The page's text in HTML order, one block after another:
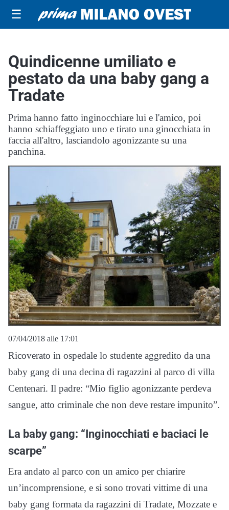
☰
Quindicenne umiliato e
pestato da una baby gang a
Tradate
Prima hanno fatto inginocchiare lui e l'amico, poi
hanno schiaffeggiato uno e tirato una ginocchiata in
faccia all'altro, lasciandolo agonizzante su una
panchina.
07/04/2018 alle 17:01
Ricoverato in ospedale lo studente aggredito da una
baby gang di una decina di ragazzini al parco di villa
Centenari. Il padre: “Mio figlio agonizzante perdeva
sangue, atto criminale che non deve restare impunito”.
La baby gang: “Inginocchiati e baciaci le
scarpe”
Era andato al parco con un amico per chiarire
un’incomprensione, e si sono trovati vittime di una
baby gang formata da ragazzini di Tradate, Mozzate e